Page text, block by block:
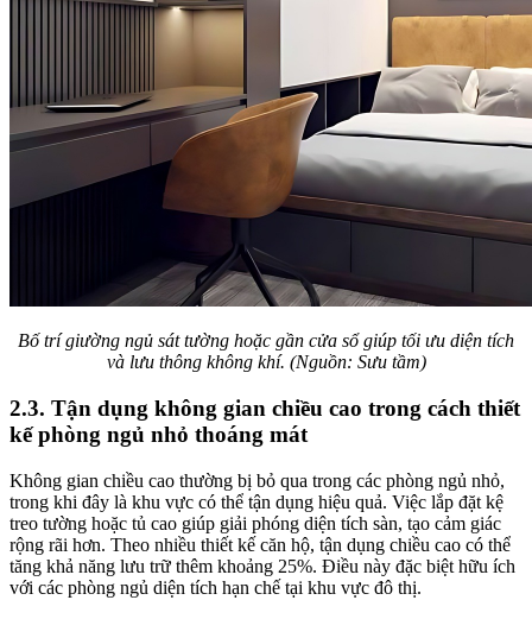
Bố trí giường ngủ sát tường hoặc gần cửa sổ giúp tối ưu diện tích
và lưu thông không khí. (Nguồn: Sưu tầm)
2.3. Tận dụng không gian chiều cao trong cách thiết
kế phòng ngủ nhỏ thoáng mát
Không gian chiều cao thường bị bỏ qua trong các phòng ngủ nhỏ,
trong khi đây là khu vực có thể tận dụng hiệu quả. Việc lắp đặt kệ
treo tường hoặc tủ cao giúp giải phóng diện tích sàn, tạo cảm giác
rộng rãi hơn. Theo nhiều thiết kế căn hộ, tận dụng chiều cao có thể
tăng khả năng lưu trữ thêm khoảng 25%. Điều này đặc biệt hữu ích
với các phòng ngủ diện tích hạn chế tại khu vực đô thị.